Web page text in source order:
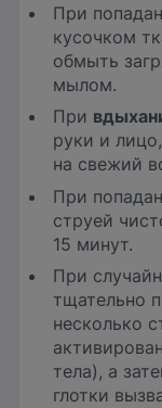
При
кусочком
обмыть
мылом.
При
руки и
на свежий
При
струей
15 минут.
При
тщательно
несколько
тела), а
глотки